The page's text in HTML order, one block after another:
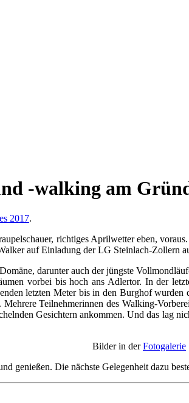
-walking am
2017.
richtiges Aprilwetter eben,
auf Einladung der LG Steinlach-Zollern
darunter auch der jüngste
vorbei bis hoch ans Adlertor. In der
letzten Meter bis in den Burghof
Teilnehmerinnen des Walking-
Gesichtern ankommen. Und das lag
Bilder in derFotogalerie
genießen. Die nächste Gelegenheit dazu